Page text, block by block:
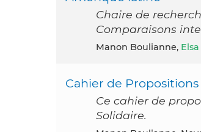
Chaire de
Comparaisons
Manon Boulianne,
Cahier de
Ce cahier de
Solidaire.